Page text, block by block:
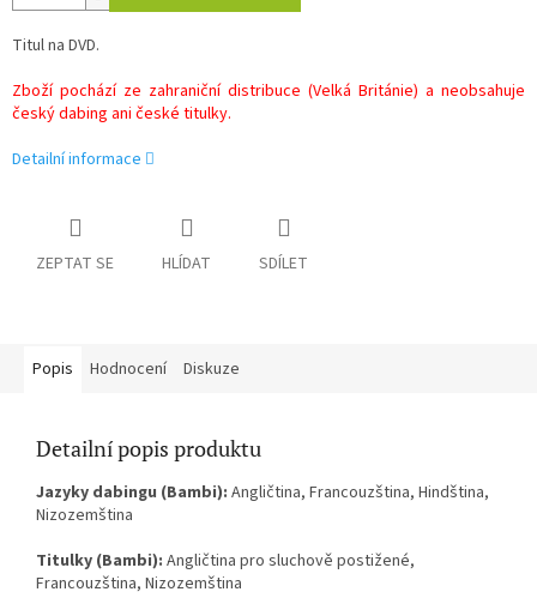
Titul na DVD.
Zboží pochází ze zahraniční distribuce (Velká Británie) a neobsahuje
český dabing ani české titulky.
Detailní informace
ZEPTAT SE HLÍDAT SDÍLET
Popis Hodnocení Diskuze
Detailní popis produktu
Jazyky dabingu (Bambi): Angličtina, Francouzština, Hindština,
Nizozemština
Titulky (Bambi): Angličtina pro sluchově postižené,
Francouzština, Nizozemština